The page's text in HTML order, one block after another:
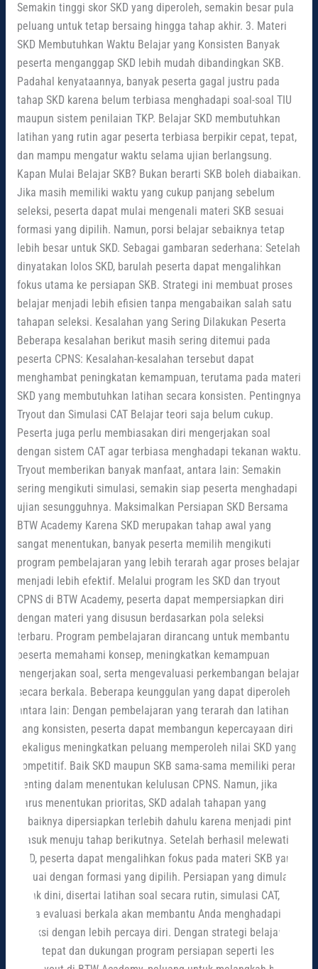
Semakin tinggi skor SKD yang diperoleh, semakin besar pula
peluang untuk tetap bersaing hingga tahap akhir. 3. Materi
SKD Membutuhkan Waktu Belajar yang Konsisten Banyak
peserta menganggap SKD lebih mudah dibandingkan SKB.
Padahal kenyataannya, banyak peserta gagal justru pada
tahap SKD karena belum terbiasa menghadapi soal-soal TIU
maupun sistem penilaian TKP. Belajar SKD membutuhkan
latihan yang rutin agar peserta terbiasa berpikir cepat, tepat,
dan mampu mengatur waktu selama ujian berlangsung.
Kapan Mulai Belajar SKB? Bukan berarti SKB boleh diabaikan.
Jika masih memiliki waktu yang cukup panjang sebelum
seleksi, peserta dapat mulai mengenali materi SKB sesuai
formasi yang dipilih. Namun, porsi belajar sebaiknya tetap
lebih besar untuk SKD. Sebagai gambaran sederhana: Setelah
dinyatakan lolos SKD, barulah peserta dapat mengalihkan
fokus utama ke persiapan SKB. Strategi ini membuat proses
belajar menjadi lebih efisien tanpa mengabaikan salah satu
tahapan seleksi. Kesalahan yang Sering Dilakukan Peserta
Beberapa kesalahan berikut masih sering ditemui pada
peserta CPNS: Kesalahan-kesalahan tersebut dapat
menghambat peningkatan kemampuan, terutama pada materi
SKD yang membutuhkan latihan secara konsisten. Pentingnya
Tryout dan Simulasi CAT Belajar teori saja belum cukup.
Peserta juga perlu membiasakan diri mengerjakan soal
dengan sistem CAT agar terbiasa menghadapi tekanan waktu.
Tryout memberikan banyak manfaat, antara lain: Semakin
sering mengikuti simulasi, semakin siap peserta menghadapi
ujian sesungguhnya. Maksimalkan Persiapan SKD Bersama
BTW Academy Karena SKD merupakan tahap awal yang
sangat menentukan, banyak peserta memilih mengikuti
program pembelajaran yang lebih terarah agar proses belajar
menjadi lebih efektif. Melalui program les SKD dan tryout
CPNS di BTW Academy, peserta dapat mempersiapkan diri
dengan materi yang disusun berdasarkan pola seleksi
terbaru. Program pembelajaran dirancang untuk membantu
peserta memahami konsep, meningkatkan kemampuan
mengerjakan soal, serta mengevaluasi perkembangan belajar
secara berkala. Beberapa keunggulan yang dapat diperoleh
antara lain: Dengan pembelajaran yang terarah dan latihan
yang konsisten, peserta dapat membangun kepercayaan diri
sekaligus meningkatkan peluang memperoleh nilai SKD yang
kompetitif. Baik SKD maupun SKB sama-sama memiliki peran
penting dalam menentukan kelulusan CPNS. Namun, jika
harus menentukan prioritas, SKD adalah tahapan yang
sebaiknya dipersiapkan terlebih dahulu karena menjadi pintu
masuk menuju tahap berikutnya. Setelah berhasil melewati
SKD, peserta dapat mengalihkan fokus pada materi SKB yang
sesuai dengan formasi yang dipilih. Persiapan yang dimulai
sejak dini, disertai latihan soal secara rutin, simulasi CAT,
serta evaluasi berkala akan membantu Anda menghadapi
seleksi dengan lebih percaya diri. Dengan strategi belajar
yang tepat dan dukungan program persiapan seperti les SKD